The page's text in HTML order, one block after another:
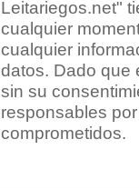
Leitariegos.net"
cualquier
cualquier
datos. Dado que
sin su
responsables
comprometidos.